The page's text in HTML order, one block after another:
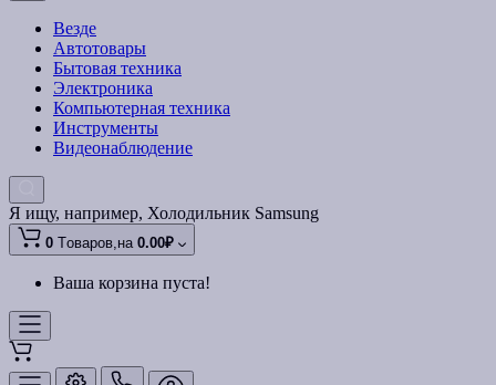
Везде
Автотовары
Бытовая техника
Электроника
Компьютерная техника
Инструменты
Видеонаблюдение
Я ищу, например, Холодильник Samsung
0 Tоваров,на 0.00₽
Ваша корзина пуста!